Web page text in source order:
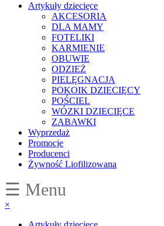
Artykuły dziecięce
AKCESORIA
DLA MAMY
FOTELIKI
KARMIENIE
OBUWIE
ODZIEŻ
PIELĘGNACJA
POKOIK DZIECIĘCY
POŚCIEL
WÓZKI DZIECIĘCE
ZABAWKI
Wyprzedaż
Promocje
Producenci
Żywność Liofilizowana
☰ Menu
×